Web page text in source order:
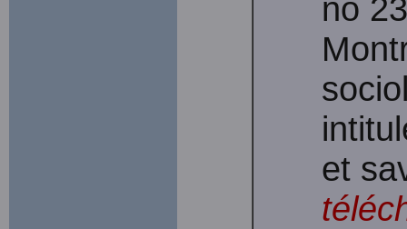
no
et